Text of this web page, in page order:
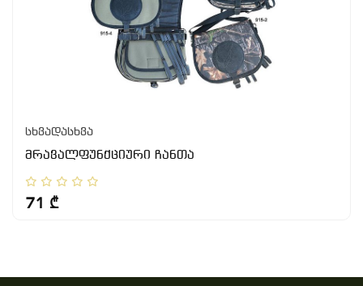
სხვადასხვა
მრავალფუნქციური ჩანთა
71 ₾